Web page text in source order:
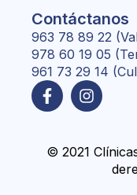
Contáctanos
963 78 89 22
978 60 19 05
961 73 29 14
© 2021